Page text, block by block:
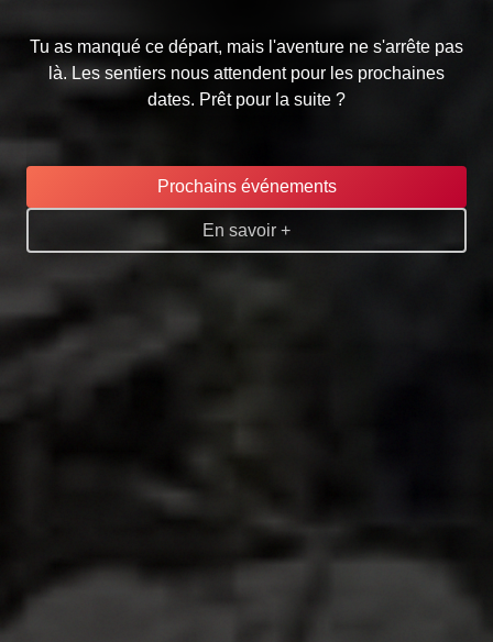
Tu as manqué ce départ, mais l'aventure ne s'arrête pas
là. Les sentiers nous attendent pour les prochaines
dates. Prêt pour la suite ?
Prochains événements
En savoir +